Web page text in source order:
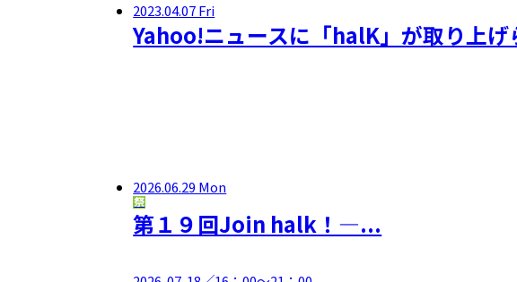
2023.04.07 Fri
Yahoo!ニュースに「halK」が取り上げ
2026.06.29 Mon
祭
第１９回Join halk！―...